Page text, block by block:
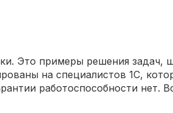
Это примеры решения задач,
на специалистов 1С,
работоспособности нет.